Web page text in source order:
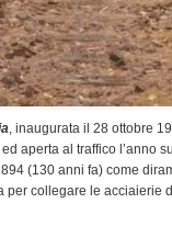
, inaugurata il 28 ottobre
aperta al traffico l’anno
(130 anni fa) come
per collegare le acciaierie